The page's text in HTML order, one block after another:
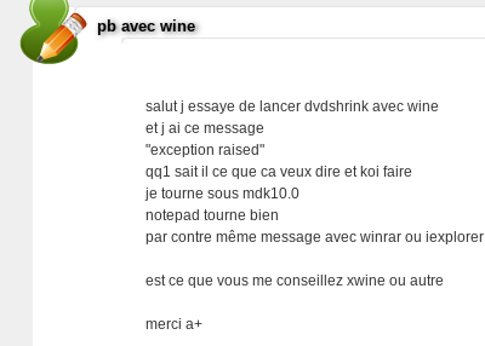
pb avec wine
salut j essaye de lancer dvdshrink avec wine
et j ai ce message
"exception raised"
qq1 sait il ce que ca veux dire et koi faire
je tourne sous mdk10.0
notepad tourne bien
par contre même message avec winrar ou iexplorer
est ce que vous me conseillez xwine ou autre
merci a+